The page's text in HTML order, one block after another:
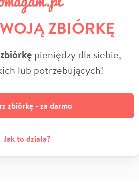
ZBIÓRKĘ
pieniędzy dla siebie,
lub potrzebujących!
zbiórkę - za darmo
Jak to działa?